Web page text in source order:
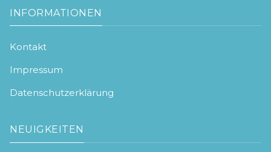
INFORMATIONEN
Kontakt
Impressum
Datenschutzerklärung
NEUIGKEITEN